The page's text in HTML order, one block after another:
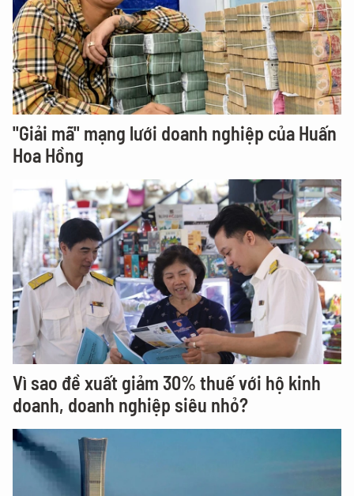
"Giải mã" mạng lưới doanh nghiệp của Huấn
Hoa Hồng
Vì sao đề xuất giảm 30% thuế với hộ kinh
doanh, doanh nghiệp siêu nhỏ?